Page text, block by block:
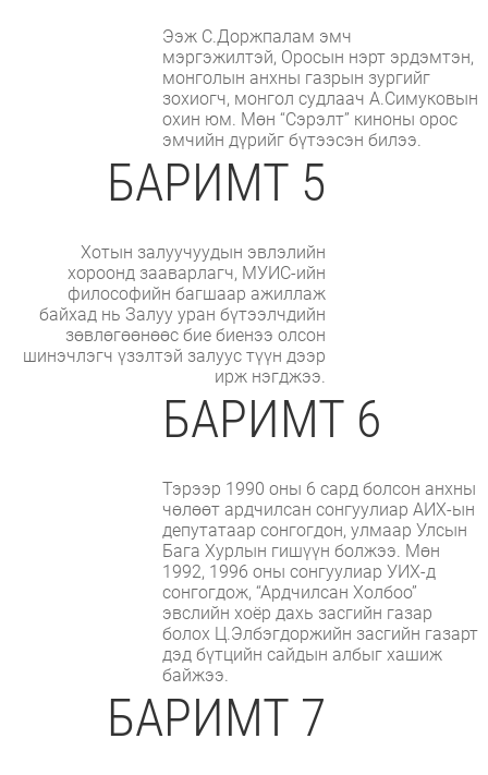
Ээж С.Доржпалам эмч
мэргэжилтэй, Оросын нэрт эрдэмтэн,
монголын анхны газрын зургийг
зохиогч, монгол судлаач А.Симуковын
охин юм. Мөн “Сэрэлт” киноны орос
эмчийн дүрийг бүтээсэн билээ.
БАРИМТ 5
Хотын залуучуудын эвлэлийн
хороонд зааварлагч, МУИС-ийн
философийн багшаар ажиллаж
байхад нь Залуу уран бүтээлчдийн
зөвлөгөөнөөс бие биенээ олсон
шинэчлэгч үзэлтэй залуус түүн дээр
ирж нэгджээ.
БАРИМТ 6
Тэрээр 1990 оны 6 сард болсон анхны
чөлөөт ардчилсан сонгуулиар АИХ-ын
депутатаар сонгогдон, улмаар Улсын
Бага Хурлын гишүүн болжээ. Мөн
1992, 1996 оны сонгуулиар УИХ-д
сонгогдож, “Ардчилсан Холбоо”
эвслийн хоёр дахь засгийн газар
болох Ц.Элбэгдоржийн засгийн газарт
дэд бүтцийн сайдын албыг хашиж
байжээ.
БАРИМТ 7